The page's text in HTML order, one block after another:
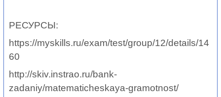
РЕСУРСЫ:
https://myskills.ru/exam/test/group/12/details/14
60
http://skiv.instrao.ru/bank-
zadaniy/matematicheskaya-gramotnost/